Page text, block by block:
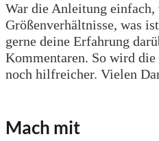
War die Anleitung
Größenverhältnisse, was
gerne deine Erfahrung
Kommentaren. So wird
noch hilfreicher. Vielen
Mach mit